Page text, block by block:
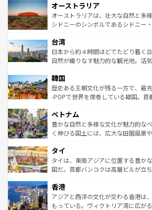
部のニューオーリンズでは、音楽と
文化が魅力。旅行者はアメリカの各
しみながら、その多様性と豊かな歴
ならではの贅沢な旅のスタイルだ。 なお、新着のアメリカ
情報はコンテンツ一覧を参照してほ
ワイ島は見逃せない。また、定番の
島だが、静かな自然を求めるならマ
おすすめ。エメラルドグリーンに輝
れるおもてなしの心で訪れる人々を
人々、おいしいローカルフードやハ
ク、伝統的なフラダンスなど、すべ
ワイを、存分に味わってほしい。 なお、新着のハワイ情報
はコンテンツ一覧を参照してほしい。
オーストラリア
オーストラリアは、壮大な自然と多
シドニーのシンボルであるシドニー
リアリーフや大陸中央部にそびえる
ク）、タスマニアの美しい原生林や
ど、見どころがたくさん。また、カ
いる。アクティビティも充実してお
ビング、ハイキングなど、アウトド
い。オーストラリアの多彩な魅力を
参照してほしい。
台湾
日本から約４時間ほどでたどり着く
自然が織りなす魅力的な観光地。活
ン）、静ひつな山岳地帯である台湾東
と山間の静けさが共存しており、訪
驚きをもたらしてくれる。また、奥
容にもいいと評判のスイーツなど、バ
が味わえる。 なお、新着の台湾情報は
照してほしい。
韓国
歴史ある王朝文化が残る一方で、最
-POPで世界を席巻している韓国。首
き、地方に足を延ばせば四季折々の自
できる。そして、キムチや焼肉、絶
まで、さまざまな韓国料理が待って
リティに包まれながら、韓国の多彩
わってみてほしい。 なお、新
覧を参照してほしい。
ベトナム
豊かな自然と多様な文化が魅力的な
く伸びる国土には、広大な田園風景
急速な発展と共に伝統が息づく。ハ
ーチミン市のフランス統治時代の建
醸し出している。また、バラエティ
とつ。フォーやバインミー、ベトナ
ひ現地で味わいたい。どの地域を訪
が旅行者を迎えてくれるので、きっ
タイ
タイは、東南アジアに位置する豊か
国だ。首都バンコクは高層ビルが立
の活気が交差している。北部ではチ
帯で自然と触れ合い、南部ではプー
いビーチでリゾート気分を楽しむこ
香港
アジアと西洋の文化が交わる香港は
もっている。ヴィクトリア湾に広が